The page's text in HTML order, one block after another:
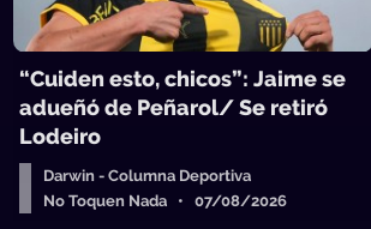
“Cuiden esto, chicos”: Jaime se
adueñó de Peñarol/ Se retiró
Lodeiro
Darwin - Columna Deportiva
No Toquen Nada • 07/08/2026